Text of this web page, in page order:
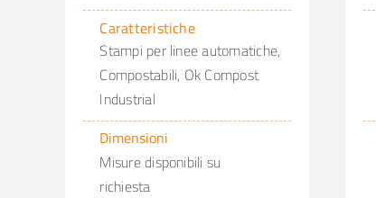
Caratteristiche
Stampi per linee automatiche,
Compostabili, Ok Compost
Industrial
Dimensioni
Misure disponibili su
richiesta